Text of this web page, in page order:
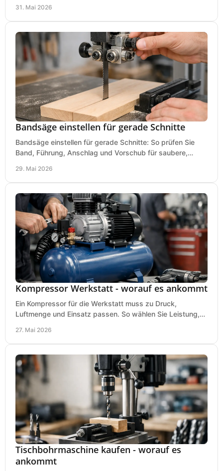
31. Mai 2026
Bandsäge einstellen für gerade Schnitte
Bandsäge einstellen für gerade Schnitte: So prüfen Sie
Band, Führung, Anschlag und Vorschub für saubere,
29. Mai 2026
Kompressor Werkstatt - worauf es ankommt
Ein Kompressor für die Werkstatt muss zu Druck,
Luftmenge und Einsatz passen. So wählen Sie Leistung,
27. Mai 2026
Tischbohrmaschine kaufen - worauf es
ankommt